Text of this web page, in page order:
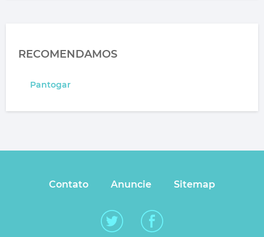
RECOMENDAMOS
Pantogar
Contato Anuncie Sitemap